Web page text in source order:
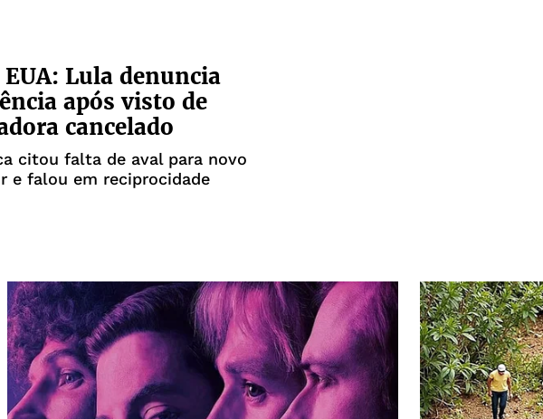
Lula denuncia
após visto de
cancelado
citou falta de aval para novo
e falou em reciprocidade